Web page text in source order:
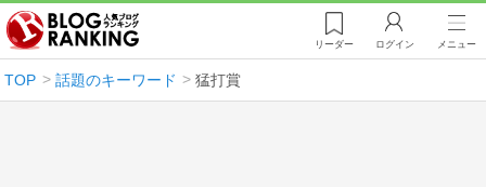
リーダー ログイン メニュー
TOP 話題のキーワード 猛打賞